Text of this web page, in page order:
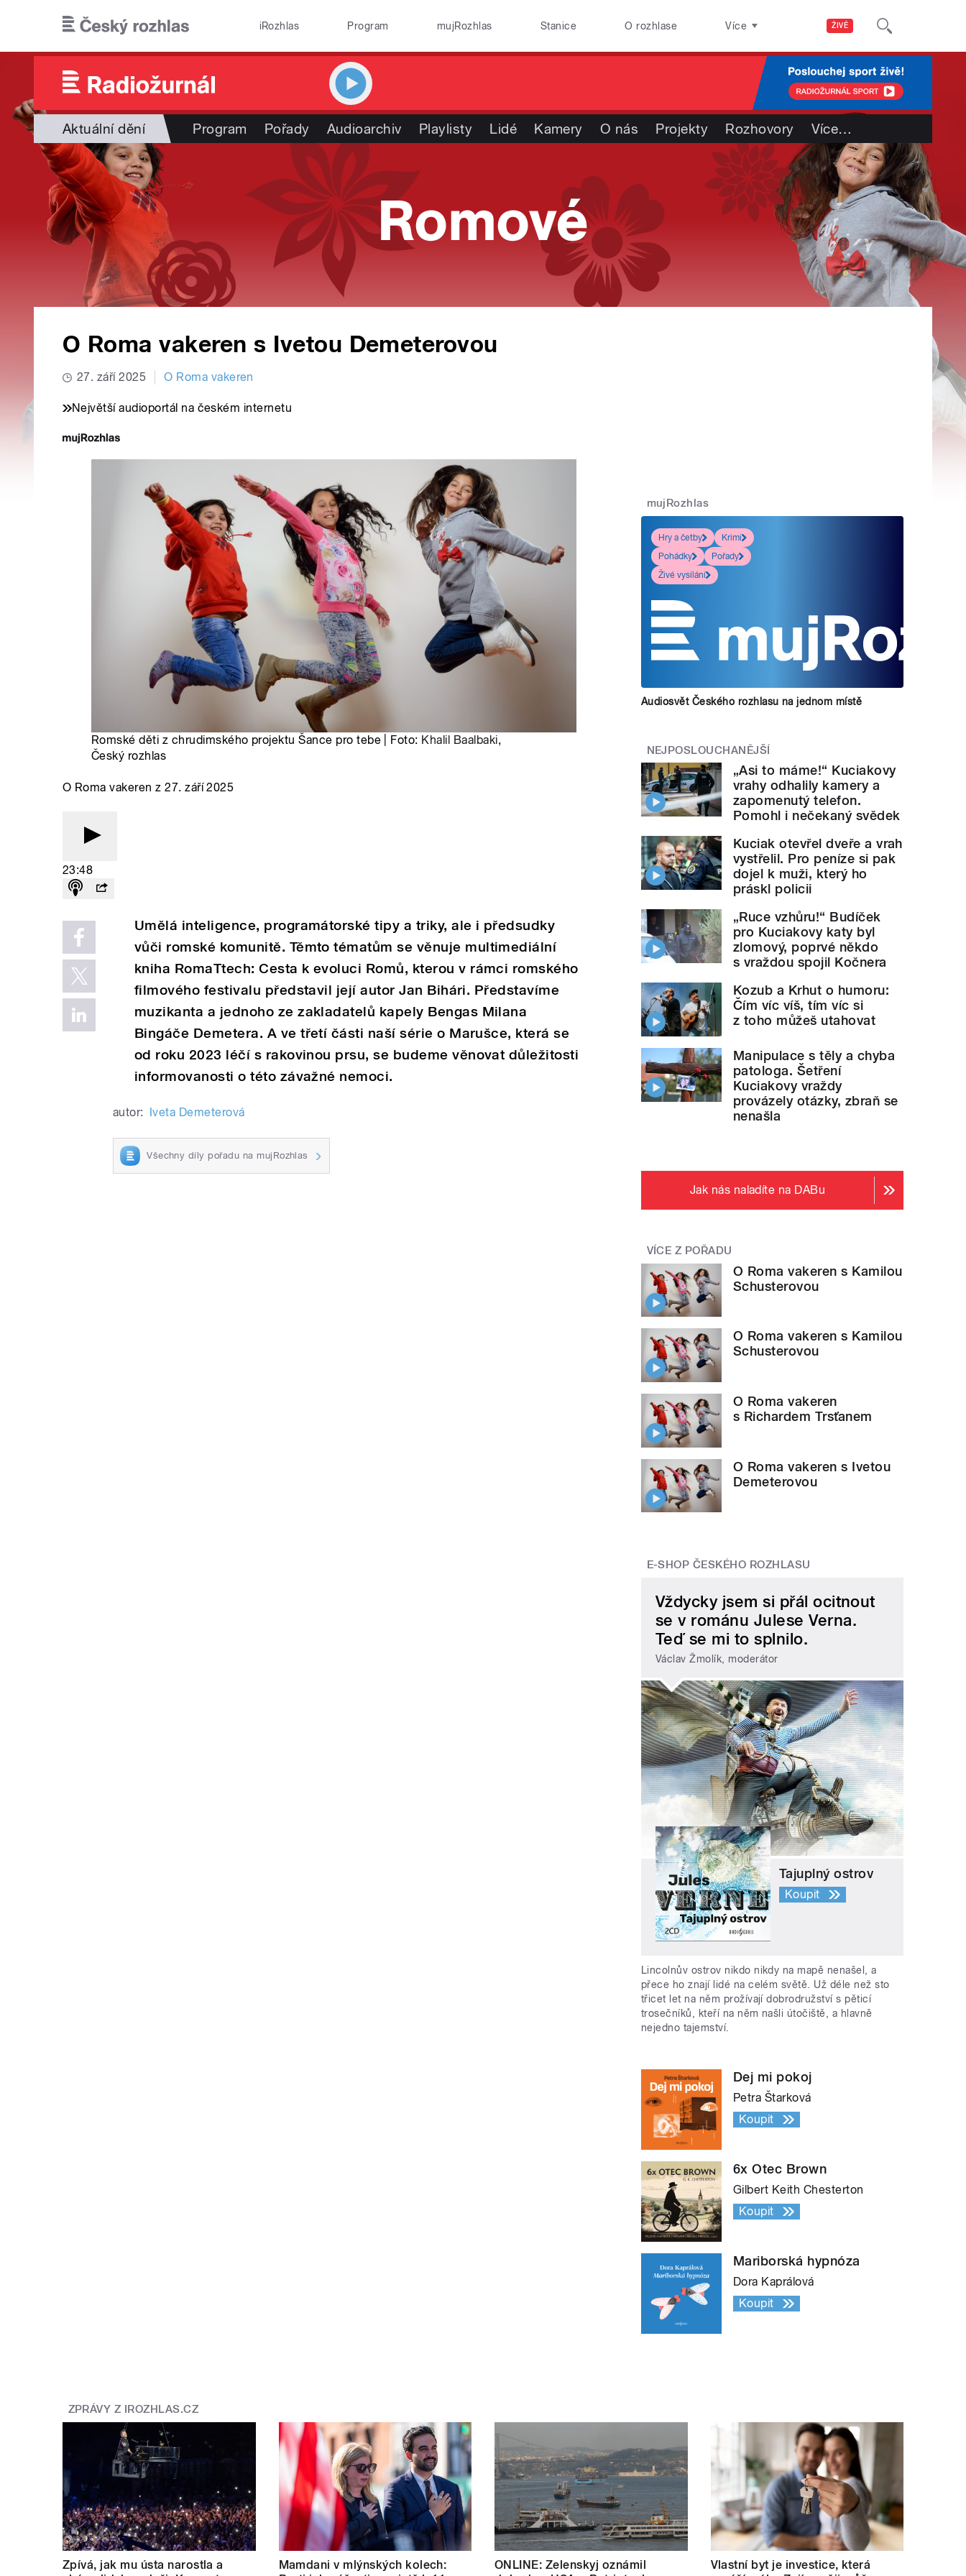
ŽIVĚ
iRozhlas Program mujRozhlas Stanice O rozhlase Více
Aktuální dění Program Pořady Audioarchiv Playlisty Lidé Kamery O nás Projekty Rozhovory Více…
O Roma vakeren s Ivetou Demeterovou
27. září 2025 O Roma vakeren
Největší audioportál na českém internetu
Romské děti z chrudimského projektu Šance pro tebe | Foto: Khalil Baalbaki,
Český rozhlas
O Roma vakeren z 27. září 2025
23:48
Umělá inteligence, programátorské tipy a triky, ale i předsudky
vůči romské komunitě. Těmto tématům se věnuje multimediální
kniha RomaTtech: Cesta k evoluci Romů, kterou v rámci romského
filmového festivalu představil její autor Jan Bihári. Představíme
muzikanta a jednoho ze zakladatelů kapely Bengas Milana
Bingáče Demetera. A ve třetí části naší série o Marušce, která se
od roku 2023 léčí s rakovinou prsu, se budeme věnovat důležitosti
informovanosti o této závažné nemoci.
autor: Iveta Demeterová
Všechny díly pořadu na mujRozhlas
mujRozhlas
Hry a četby
Krimi
Pohádky
Pořady
Živé vysílání
Audiosvět Českého rozhlasu na jednom místě
NEJPOSLOUCHANĚJŠÍ
„Asi to máme!“ Kuciakovy
vrahy odhalily kamery a
zapomenutý telefon.
Pomohl i nečekaný svědek
Kuciak otevřel dveře a vrah
vystřelil. Pro peníze si pak
dojel k muži, který ho
práskl policii
„Ruce vzhůru!“ Budíček
pro Kuciakovy katy byl
zlomový, poprvé někdo
s vraždou spojil Kočnera
Kozub a Krhut o humoru:
Čím víc víš, tím víc si
z toho můžeš utahovat
Manipulace s těly a chyba
patologa. Šetření
Kuciakovy vraždy
provázely otázky, zbraň se
nenašla
Jak nás naladíte na DABu
VÍCE Z POŘADU
O Roma vakeren s Kamilou
Schusterovou
O Roma vakeren s Kamilou
Schusterovou
O Roma vakeren
s Richardem Trsťanem
O Roma vakeren s Ivetou
Demeterovou
E-SHOP ČESKÉHO ROZHLASU
Vždycky jsem si přál ocitnout
se v románu Julese Verna.
Teď se mi to splnilo.
Václav Žmolík, moderátor
Tajuplný ostrov
Koupit
Lincolnův ostrov nikdo nikdy na mapě nenašel, a
přece ho znají lidé na celém světě. Už déle než sto
třicet let na něm prožívají dobrodružství s pěticí
trosečníků, kteří na něm našli útočiště, a hlavně
nejedno tajemství.
Dej mi pokoj
Petra Štarková
Koupit
6x Otec Brown
Gilbert Keith Chesterton
Koupit
Mariborská hypnóza
Dora Kaprálová
Koupit
ZPRÁVY Z IROZHLAS.CZ
Zpívá, jak mu ústa narostla a
Mamdani v mlýnských kolech:
ONLINE: Zelenskyj oznámil
Vlastní byt je investice, která